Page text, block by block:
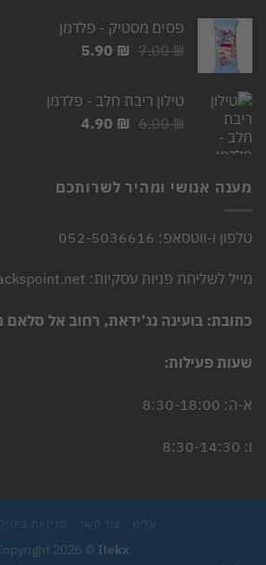
3.00 ₪.
2.50 ₪.
פסים מסטיק - פלדמן
7.00₪
המחיר
7.00 ₪.
5.90 ₪
המחיר
5.90 ₪.
טילון ריבת חלב - פלדמן
6.00₪
המחיר
6.00 ₪.
4.90 ₪
המחיר
4.90 ₪.
מענה אנושי ומהיר לשרותכם
טלפון ו-ווטסאפ: 052-5036616
מייל לשליחת פניות עסקיות: info@snackspoint.net
כתובת: בועינה נג’ידאת, רחוב אל סלאם
שעות פעילות:
א-ה: 8:30-18:00
ו: 8:30-14:30
עלינו צור קשר מדיניות
2026 © Itekx